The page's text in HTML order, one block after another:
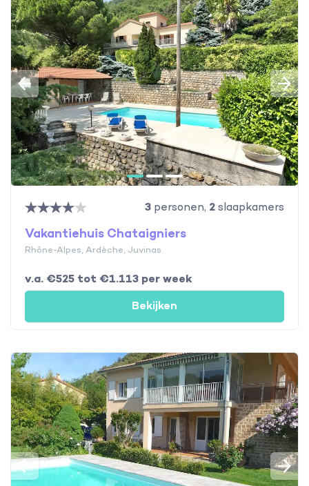
3 personen, 2slaapkamers
Vakantiehuis Chataigniers
Rhône-Alpes, Ardèche, Juvinas
v.a. €525 tot €1.113 per week
Bekijken